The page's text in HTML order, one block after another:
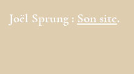
Joël Sprung :Son site.